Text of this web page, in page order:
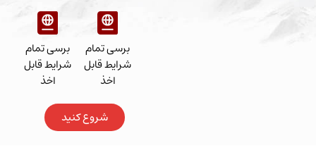
برسی تمام
شرایط قابل
اخذ
شروع کنید